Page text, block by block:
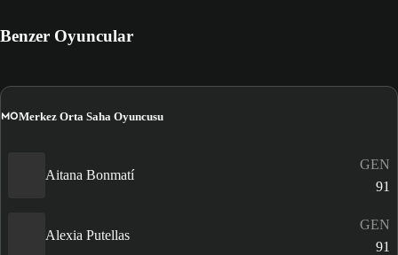
Benzer Oyuncular
MOMerkez Orta Saha Oyuncusu
Aitana Bonmatí
GEN
91
Alexia Putellas
GEN
91